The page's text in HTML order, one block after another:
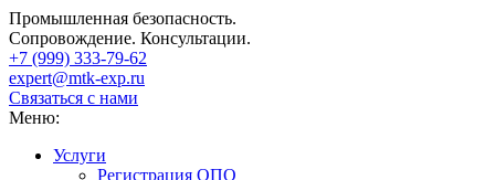
Промышленная безопасность.
Сопровождение. Консультации.
+7 (999) 333-79-62
expert@mtk-exp.ru
Связаться с нами
Меню:
Услуги
Регистрация ОПО